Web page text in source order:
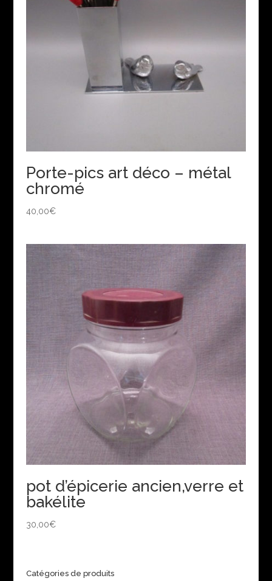
Porte-pics art déco – métal
chromé
40,00€
pot d’épicerie ancien,verre et
bakélite
30,00€
Catégories de produits